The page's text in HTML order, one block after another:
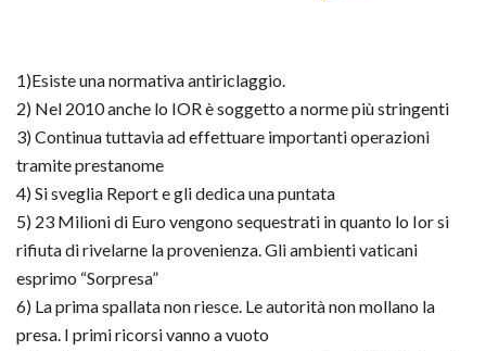
1)Esiste una normativa antiriclaggio.
2) Nel 2010 anche lo IOR è soggetto a norme più stringenti
3) Continua tuttavia ad effettuare importanti operazioni
tramite prestanome
4) Si sveglia Report e gli dedica una puntata
5) 23 Milioni di Euro vengono sequestrati in quanto lo Ior si
rifiuta di rivelarne la provenienza. Gli ambienti vaticani
esprimo “Sorpresa”
6) La prima spallata non riesce. Le autorità non mollano la
presa. I primi ricorsi vanno a vuoto